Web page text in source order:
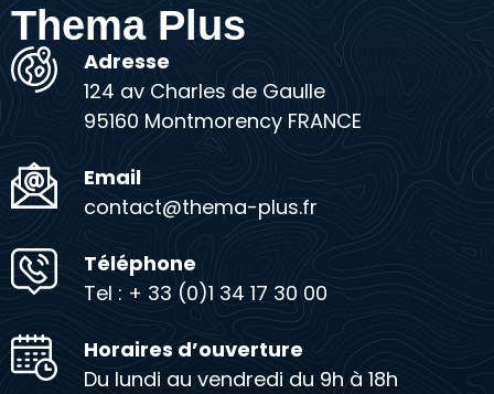
Thema Plus
Adresse
124 av Charles de Gaulle
95160 Montmorency FRANCE
Email
contact@thema-plus.fr
Téléphone
Tel : + 33 (0)1 34 17 30 00
Horaires d’ouverture
Du lundi au vendredi du 9h à 18h